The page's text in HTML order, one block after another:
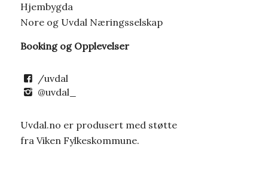
Hjembygda
Nore og Uvdal Næringsselskap
Booking og Opplevelser
/uvdal
@uvdal_
Uvdal.no er produsert med støtte
fra Viken Fylkeskommune.